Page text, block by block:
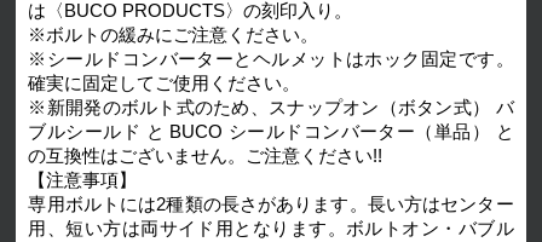
は〈BUCO PRODUCTS〉の刻印入り。
※ボルトの緩みにご注意ください。
※シールドコンバーターとヘルメットはホック固定です。
確実に固定してご使用ください。
※新開発のボルト式のため、スナップオン（ボタン式） バ
ブルシールド と BUCO シールドコンバーター（単品） と
の互換性はございません。ご注意ください!!
【注意事項】
専用ボルトには2種類の長さがあります。長い方はセンター
用、短い方は両サイド用となります。ボルトオン・バブル